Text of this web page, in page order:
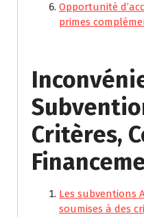
Opportunité
primes
Critères,
Les subventions
soumises à des